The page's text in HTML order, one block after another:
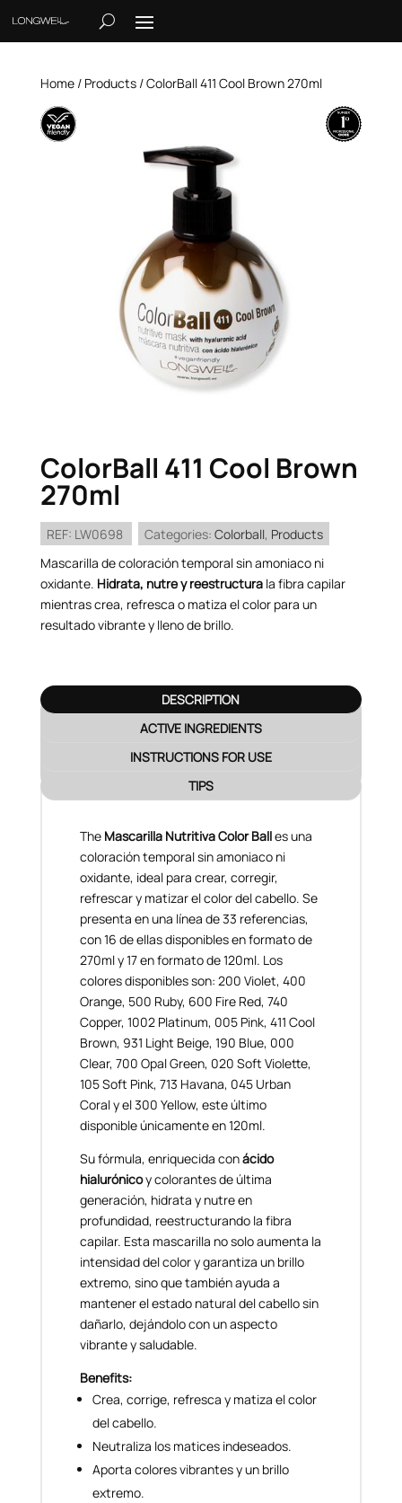
Home/ Products/ ColorBall 411 Cool Brown 270ml
ColorBall 411 Cool Brown
270ml
REF: LW0698 Categories: Colorball, Products
Mascarilla de coloración temporal sin amoniaco ni
oxidante. Hidrata, nutre y reestructurala fibra capilar
mientras crea, refresca o matiza el color para un
resultado vibrante y lleno de brillo.
DESCRIPTION
ACTIVE INGREDIENTS
INSTRUCTIONS FOR USE
TIPS
The Mascarilla Nutritiva Color Balles una
coloración temporal sin amoniaco ni
oxidante, ideal para crear, corregir,
refrescar y matizar el color del cabello. Se
presenta en una línea de 33 referencias,
con 16 de ellas disponibles en formato de
270ml y 17 en formato de 120ml. Los
colores disponibles son: 200 Violet, 400
Orange, 500 Ruby, 600 Fire Red, 740
Copper, 1002 Platinum, 005 Pink, 411 Cool
Brown, 931 Light Beige, 190 Blue, 000
Clear, 700 Opal Green, 020 Soft Violette,
105 Soft Pink, 713 Havana, 045 Urban
Coral y el 300 Yellow, este último
disponible únicamente en 120ml.
Su fórmula, enriquecida conácido
hialurónicoy colorantes de última
generación, hidrata y nutre en
profundidad, reestructurando la fibra
capilar. Esta mascarilla no solo aumenta la
intensidad del color y garantiza un brillo
extremo, sino que también ayuda a
mantener el estado natural del cabello sin
dañarlo, dejándolo con un aspecto
vibrante y saludable.
Benefits:
Crea, corrige, refresca y matiza el color
del cabello.
Neutraliza los matices indeseados.
Aporta colores vibrantes y un brillo
extremo.